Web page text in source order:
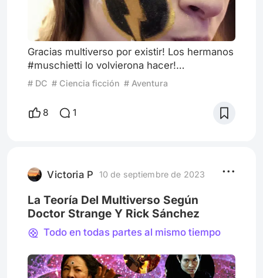
Gracias multiverso por existir! Los hermanos
#muschietti lo volvierona hacer!
andy_muschietti @barbaramus Terminaría la
necesitan saber para elegir ir a ver Flash.
Pero como me debo a mi público me voy a
jóvenes que vivimos lo mejo
# DC # Ciencia ficción # Aventura
8 1
Victoria P 10 de septiembre de 2023
La Teoría Del Multiverso Según
Doctor Strange Y Rick Sánchez
Todo en todas partes al mismo tiempo